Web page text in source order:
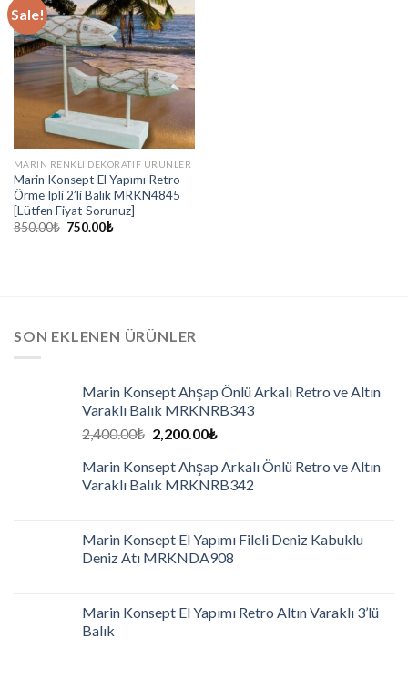
Sale!
MARİN RENKLİ DEKORATİF ÜRÜNLER
Marin Konsept El Yapımı Retro
Örme Ipli 2’li Balık MRKN4845
[Lütfen Fiyat Sorunuz]-
850.00₺ 750.00₺
SON EKLENEN ÜRÜNLER
Marin Konsept Ahşap Önlü Arkalı Retro ve Altın
Varaklı Balık MRKNRB343
2,400.00₺ 2,200.00₺
Marin Konsept Ahşap Arkalı Önlü Retro ve Altın
Varaklı Balık MRKNRB342
Marin Konsept El Yapımı Fileli Deniz Kabuklu
Deniz Atı MRKNDA908
Marin Konsept El Yapımı Retro Altın Varaklı 3’lü
Balık